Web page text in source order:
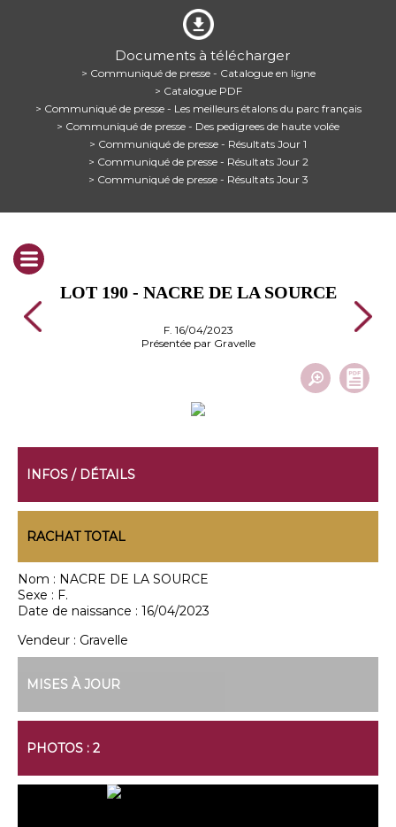
Documents à télécharger
> Communiqué de presse - Catalogue en ligne
> Catalogue PDF
> Communiqué de presse - Les meilleurs étalons du parc français
> Communiqué de presse - Des pedigrees de haute volée
> Communiqué de presse - Résultats Jour 1
> Communiqué de presse - Résultats Jour 2
> Communiqué de presse - Résultats Jour 3
LOT 190 - NACRE DE LA SOURCE
F. 16/04/2023
Présentée par Gravelle
INFOS / DÉTAILS
RACHAT TOTAL
Nom : NACRE DE LA SOURCE
Sexe : F.
Date de naissance : 16/04/2023
Vendeur : Gravelle
MISES À JOUR
PHOTOS : 2